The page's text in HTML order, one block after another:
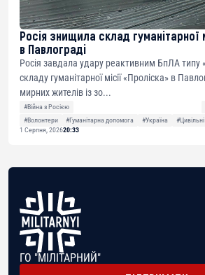
Росія знищила склад гуманітарної
в Павлограді
Росія завдала удару реактивним БпЛА типу
складу гуманітарної місії «Проліска» в
мирних жителів із зо...
#Війна з Росією
#Волонтери
#Гуманітарна допомога #Україна
1 Серпня, 202620:33
ГО "МІЛІТАРНИЙ"